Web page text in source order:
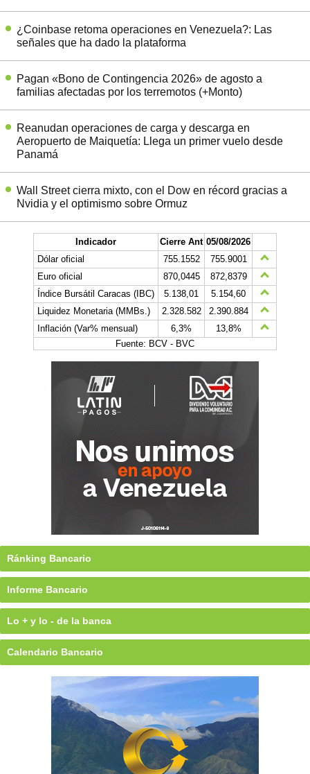
¿Coinbase retoma operaciones en Venezuela?: Las
señales que ha dado la plataforma
Pagan «Bono de Contingencia 2026» de agosto a
familias afectadas por los terremotos (+Monto)
Reanudan operaciones de carga y descarga en
Aeropuerto de Maiquetía: Llega un primer vuelo desde
Panamá
Wall Street cierra mixto, con el Dow en récord gracias a
Nvidia y el optimismo sobre Ormuz
Indicador Cierre Ant 05/08/2026
Dólar oficial
755.1552
755.9001
Euro oficial
870,0445
872,8379
Índice Bursátil Caracas (IBC)
5.138,01
5.154,60
Liquidez Monetaria (MMBs.)
2.328.582
2.390.884
Inflación (Var% mensual)
6,3%
13,8%
Fuente: BCV - BVC
Ránking Bancario
Informe Bancario
Lo + y lo - de la banca
Calendario Bancario